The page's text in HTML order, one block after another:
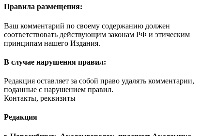
Правила размещения:
Ваш комментарий по своему содержанию должен
соответствовать действующим законам РФ и этическим
принципам нашего Издания.
В случае нарушения правил:
Редакция оставляет за собой право удалять комментарии,
поданные с нарушением правил.
Контакты, реквизиты
Редакция